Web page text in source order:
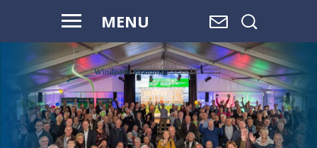
MENU
VOOR HAAR
EN ONZE
TOEKOMST